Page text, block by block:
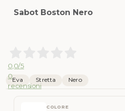
Sabot Boston Nero
0,0/5
0
recensioni
Eva Stretta Nero
COLORE